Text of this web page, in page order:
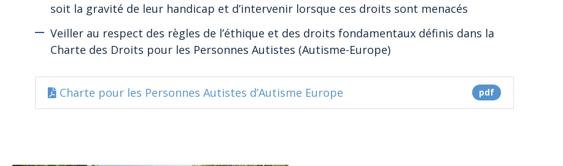
soit la gravité de leur handicap et d’intervenir lorsque ces droits sont menacés
Veiller au respect des règles de l’éthique et des droits fondamentaux définis dans la
Charte des Droits pour les Personnes Autistes (Autisme-Europe)
pdf
Charte pour les Personnes Autistes d’Autisme Europe